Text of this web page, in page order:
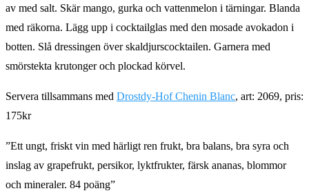
av med salt. Skär mango, gurka och vattenmelon i tärningar. Blanda
med räkorna. Lägg upp i cocktailglas med den mosade avokadon i
botten. Slå dressingen över skaldjurscocktailen. Garnera med
smörstekta krutonger och plockad körvel.
Servera tillsammans med Drostdy-Hof Chenin Blanc, art: 2069, pris:
175kr
”Ett ungt, friskt vin med härligt ren frukt, bra balans, bra syra och
inslag av grapefrukt, persikor, lyktfrukter, färsk ananas, blommor
och mineraler. 84 poäng”